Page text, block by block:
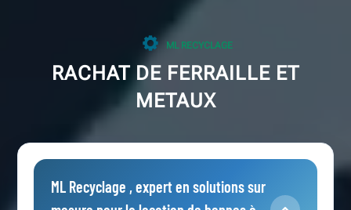
ML RECYCLAGE
RACHAT DE FERRAILLE ET
METAUX
ML Recyclage , expert en solutions sur